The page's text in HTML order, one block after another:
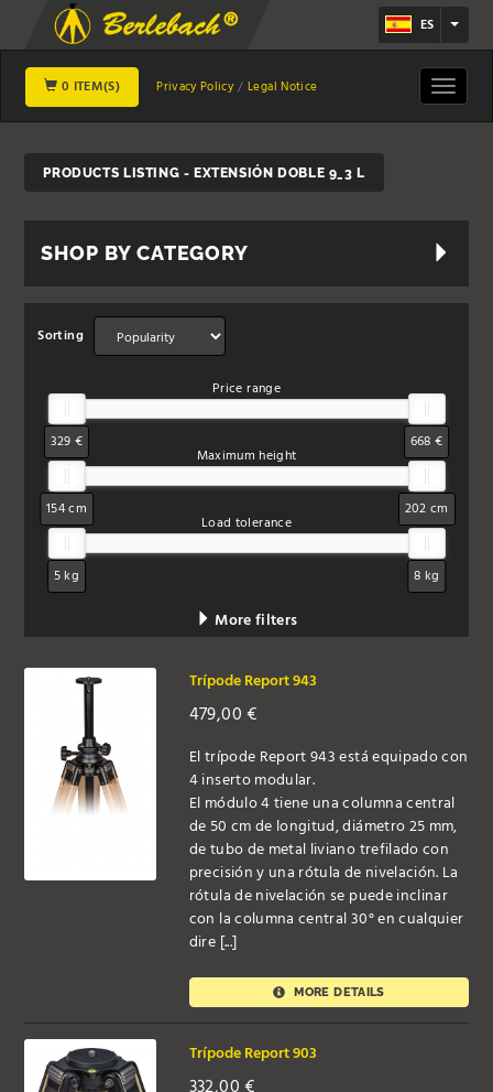
ES
0 ITEM(S) Privacy Policy Legal Notice
Toggle
PRODUCTS LISTING - EXTENSIÓN DOBLE 9_3 L
SHOP BY CATEGORY
Sorting
Price range
329 € 668 €
Maximum height
154 cm 202 cm
Load tolerance
5 kg 8 kg
More filters
Trípode Report 943
479,00€
El trípode Report 943 está equipado con
4 inserto modular.
El módulo 4 tiene una columna central
de 50 cm de longitud, diámetro 25 mm,
de tubo de metal liviano trefilado con
precisión y una rótula de nivelación. La
rótula de nivelación se puede inclinar
con la columna central 30° en cualquier
dire [...]
MORE DETAILS
Trípode Report 903